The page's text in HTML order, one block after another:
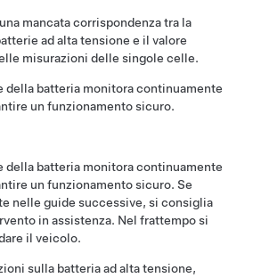
mancata corrispondenza tra la
ad alta tensione e il valore
misurazioni delle singole celle.
della batteria monitora continuamente
un funzionamento sicuro.
della batteria monitora continuamente
un funzionamento sicuro. Se
nelle guide successive, si consiglia
in assistenza. Nel frattempo si
il veicolo.
sulla batteria ad alta tensione,